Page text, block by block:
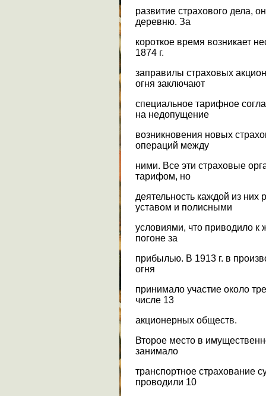
развитие страхового дела,
деревню. За
короткое время возникает
1874 г.
заправилы страховых
огня заключают
специальное тарифное
на недопущение
возникновения новых
операций между
ними. Все эти страховые
тарифом, но
деятельность каждой из них
уставом и полисными
условиями, что приводило к
погоне за
прибылью. В 1913 г. в
огня
принимало участие около
числе 13
акционерных обществ.
Второе место в
занимало
транспортное страхование
проводили 10